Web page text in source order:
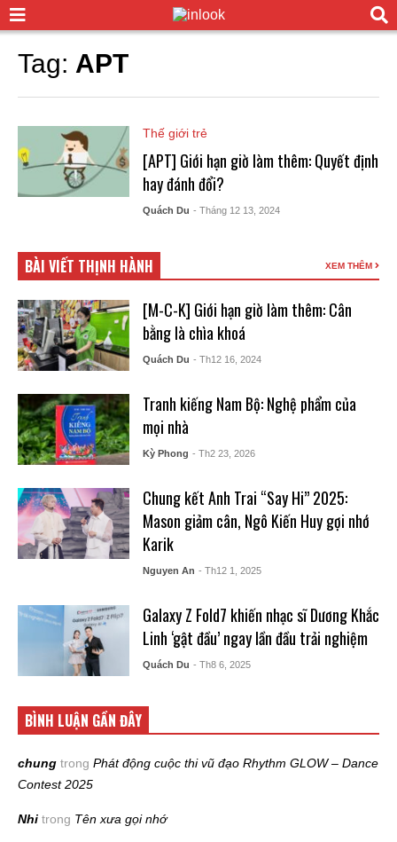
Tag: APT
Thế giới trẻ
[APT] Giới hạn giờ làm thêm: Quyết định
hay đánh đổi?
Quách Du - Tháng 12 13, 2024
BÀI VIẾT THỊNH HÀNH XEM THÊM
[M-C-K] Giới hạn giờ làm thêm: Cân
bằng là chìa khoá
Quách Du - Th12 16, 2024
Tranh kiếng Nam Bộ: Nghệ phẩm của
mọi nhà
Kỳ Phong - Th2 23, 2026
Chung kết Anh Trai “Say Hi” 2025:
Mason giảm cân, Ngô Kiến Huy gợi nhớ
Karik
Nguyen An - Th12 1, 2025
Galaxy Z Fold7 khiến nhạc sĩ Dương Khắc
Linh ‘gật đầu’ ngay lần đầu trải nghiệm
Quách Du - Th8 6, 2025
BÌNH LUẬN GẦN ĐÂY
chung trong Phát động cuộc thi vũ đạo Rhythm GLOW – Dance
Contest 2025
Nhi trong Tên xưa gọi nhớ